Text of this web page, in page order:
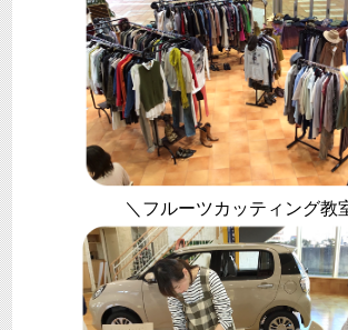
＼フルーツカッティング教